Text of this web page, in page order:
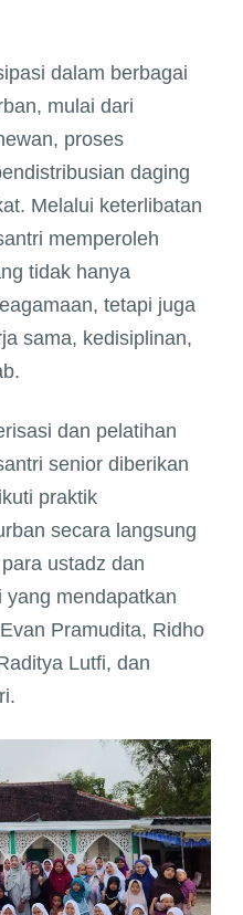
dalam berbagai
mulai dari
proses
daging
Melalui keterlibatan
memperoleh
tidak hanya
tetapi juga
sama, kedisiplinan,
dan pelatihan
senior diberikan
praktik
secara langsung
ustadz dan
yang mendapatkan
Pramudita, Ridho
Lutfi, dan